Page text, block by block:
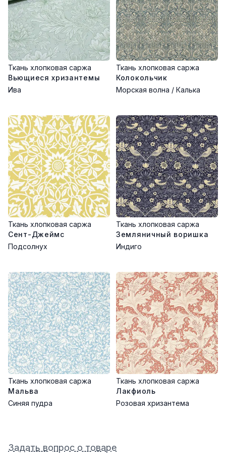
Ткань хлопковая саржа
Вьющиеся хризантемы
Ива
Ткань хлопковая саржа
Колокольчик
Морская волна / Калька
Ткань хлопковая саржа
Сент-Джеймс
Подсолнух
Ткань хлопковая саржа
Земляничный воришка
Индиго
Ткань хлопковая саржа
Мальва
Синяя пудра
Ткань хлопковая саржа
Лакфиоль
Розовая хризантема
Задать вопрос о товаре